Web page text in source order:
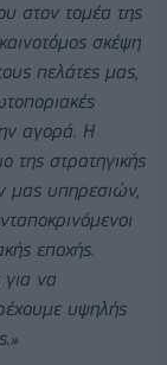
στον τομέα της
σκέψη
πελάτες μας,
αγορά. Η
της στρατηγικής
μας υπηρεσιών,
εποχής.
να
υψηλής